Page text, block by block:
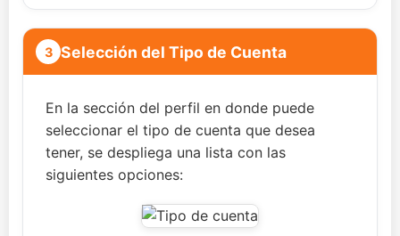
3 Selección del Tipo de Cuenta
En la sección del perfil en donde puede
seleccionar el tipo de cuenta que desea
tener, se despliega una lista con las
siguientes opciones: